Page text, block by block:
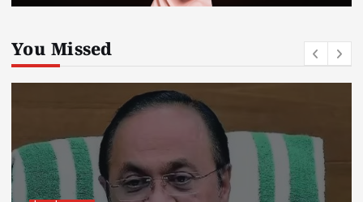
You Missed
kerala news must read